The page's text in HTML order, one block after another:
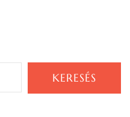
KERESÉS